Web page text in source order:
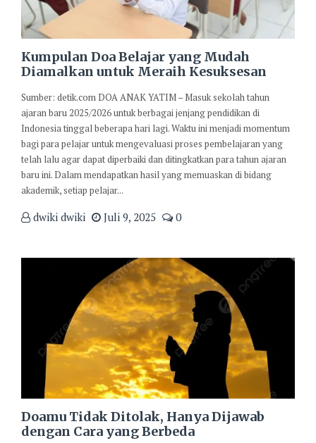
Kumpulan Doa Belajar yang Mudah
Diamalkan untuk Meraih Kesuksesan
Sumber: detik.com DOA ANAK YATIM – Masuk sekolah tahun
ajaran baru 2025/2026 untuk berbagai jenjang pendidikan di
Indonesia tinggal beberapa hari lagi. Waktu ini menjadi momentum
bagi para pelajar untuk mengevaluasi proses pembelajaran yang
telah lalu agar dapat diperbaiki dan ditingkatkan para tahun ajaran
baru ini. Dalam mendapatkan hasil yang memuaskan di bidang
akademik, setiap pelajar...
dwiki dwiki Juli 9, 2025 0
Doamu Tidak Ditolak, Hanya Dijawab
dengan Cara yang Berbeda